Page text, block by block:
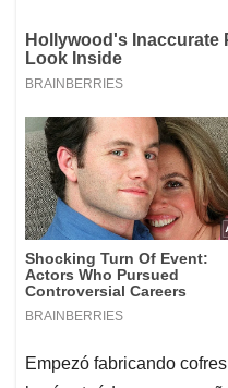
Empezó fabricando